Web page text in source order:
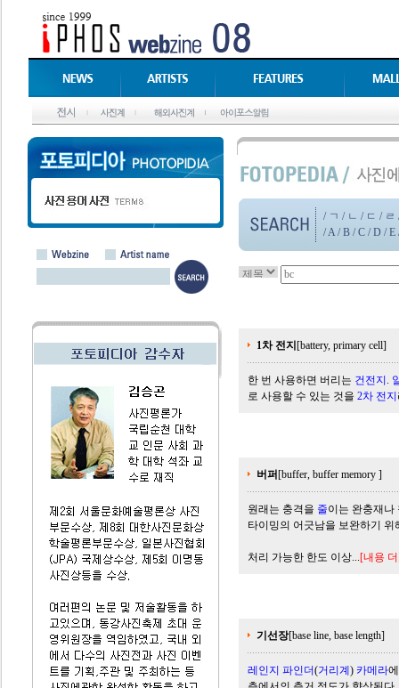
/ ㄱ / ㄴ / ㄷ / ㄹ
/A/B /C /D /E
1차 전지 [battery, primary cell]
한 번 사용하면 버리는 건전지 .
로 사용할 수 있는 것을 2차 전지
버퍼 [buffer, buffer memory ]
원래는 충격을 줄이는 완충재나
타이밍의 어긋남을 보완하기
처리 가능한 한도 이상...[내용
기선장[base line, base length]
레인지 파인더(거리계 ) 카메라